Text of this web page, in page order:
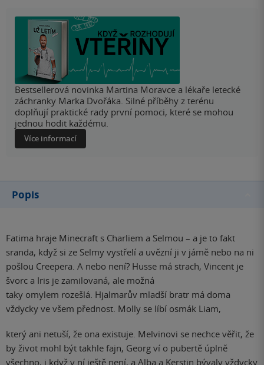
Bestsellerová novinka Martina Moravce a lékaře letecké
záchranky Marka Dvořáka. Silné příběhy z terénu
doplňují praktické rady první pomoci, které se mohou
jednou hodit každému.
Více informací
Popis
Fatima hraje Minecraft s Charliem a Selmou – a je to fakt
sranda, když si ze Selmy vystřelí a uvězní ji v jámě nebo na ni
pošlou Creepera. A nebo není? Husse má strach, Vincent je
švorc a Iris je zamilovaná, ale možná
taky omylem rozešlá. Hjalmarův mladší bratr má doma
vždycky ve všem přednost. Molly se líbí osmák Liam,
který ani netuší, že ona existuje. Melvinovi se nechce věřit, že
by život mohl být takhle fajn, Georg ví o pubertě úplně
všechno, i když v ní ještě není, a Alba a Kerstin bývaly vždycky